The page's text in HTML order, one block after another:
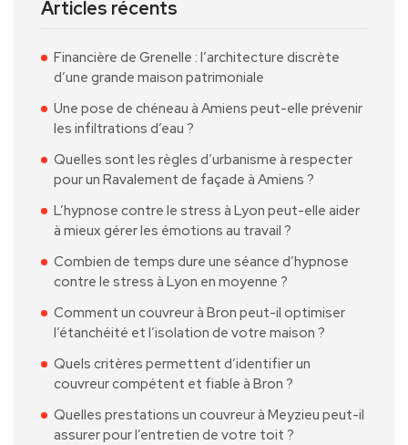
Articles récents
Financière de Grenelle : l’architecture discrète
d’une grande maison patrimoniale
Une pose de chéneau à Amiens peut-elle prévenir
les infiltrations d’eau ?
Quelles sont les règles d’urbanisme à respecter
pour un Ravalement de façade à Amiens ?
L’hypnose contre le stress à Lyon peut-elle aider
à mieux gérer les émotions au travail ?
Combien de temps dure une séance d’hypnose
contre le stress à Lyon en moyenne ?
Comment un couvreur à Bron peut-il optimiser
l’étanchéité et l’isolation de votre maison ?
Quels critères permettent d’identifier un
couvreur compétent et fiable à Bron ?
Quelles prestations un couvreur à Meyzieu peut-il
assurer pour l’entretien de votre toit ?